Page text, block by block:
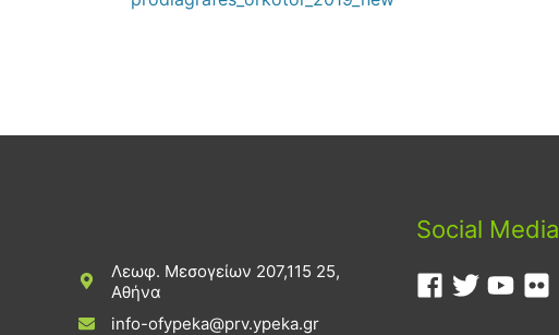
Λεωφ. Μεσογείων 207,115 25,
Αθήνα
info-ofypeka@prv.ypeka.gr
Social Media